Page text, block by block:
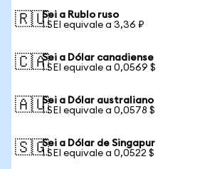
🇷🇺Sei a Rublo ruso
1 SEI equivale a 3,36 ₽
🇨🇦Sei a Dólar canadiense
1 SEI equivale a 0,0569 $
🇦🇺Sei a Dólar australiano
1 SEI equivale a 0,0578 $
🇸🇬Sei a Dólar de Singapur
1 SEI equivale a 0,0522 $